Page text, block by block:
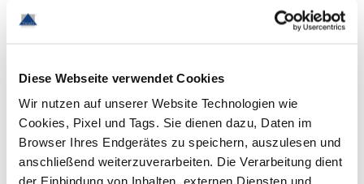
Diese Webseite verwendet Cookies
Wir nutzen auf unserer Website Technologien wie
Cookies, Pixel und Tags. Sie dienen dazu, Daten im
Browser Ihres Endgerätes zu speichern, auszulesen und
anschließend weiterzuverarbeiten. Die Verarbeitung dient
der Einbindung von Inhalten, externen Diensten und
Für uns sind Sie immer die Nummer 1. Ihre
immer persönlich betreut.